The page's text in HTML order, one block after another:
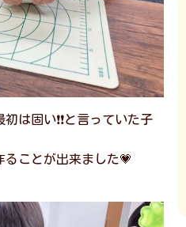
は固い❗❗と言っていた子
ことが出来ました💗